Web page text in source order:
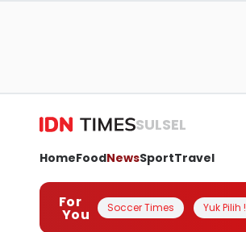
SULSEL
HomeFoodNewsSportTravel
For
You Soccer Times Yuk Pilih !